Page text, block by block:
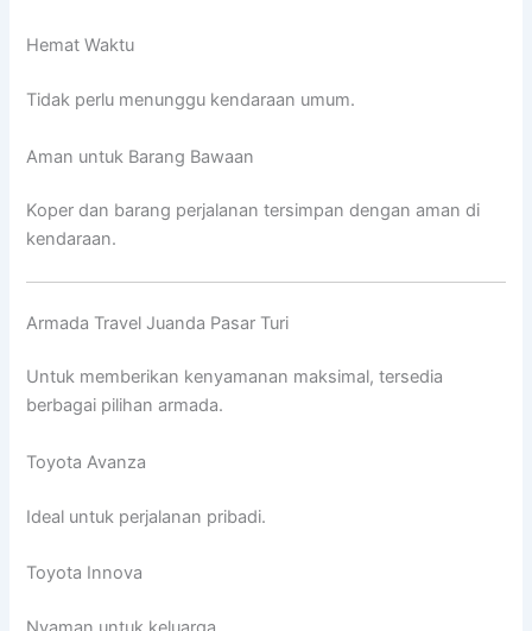
Hemat Waktu
Tidak perlu menunggu kendaraan umum.
Aman untuk Barang Bawaan
Koper dan barang perjalanan tersimpan dengan aman di
kendaraan.
Armada Travel Juanda Pasar Turi
Untuk memberikan kenyamanan maksimal, tersedia
berbagai pilihan armada.
Toyota Avanza
Ideal untuk perjalanan pribadi.
Toyota Innova